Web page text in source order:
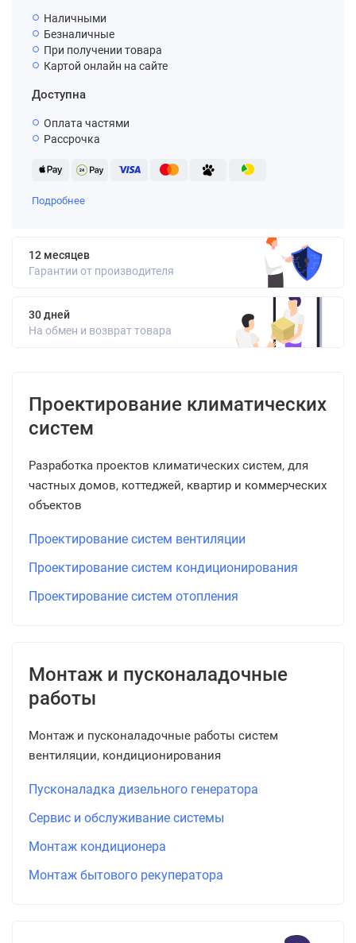
Наличными
Безналичные
При получении товара
Картой онлайн на сайте
Доступна
Оплата частями
Рассрочка
Подробнее
12 месяцев
Гарантии от производителя
30 дней
На обмен и возврат товара
Проектирование климатических
систем
Разработка проектов климатических систем, для
частных домов, коттеджей, квартир и коммерческих
объектов
Проектирование систем вентиляции
Проектирование систем кондиционирования
Проектирование систем отопления
Монтаж и пусконаладочные
работы
Монтаж и пусконаладочные работы систем
вентиляции, кондиционирования
Пусконаладка дизельного генератора
Сервис и обслуживание системы
Монтаж кондиционера
Монтаж бытового рекуператора